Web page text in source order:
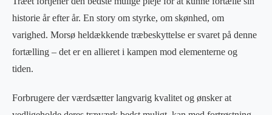
historie år efter år. En story om styrke, om skønhed, om
varighed. Morsø heldækkende træbeskyttelse er svaret på denne
fortælling – det er en allieret i kampen mod elementerne og
tiden.
Forbrugere der værdsætter langvarig kvalitet og ønsker at